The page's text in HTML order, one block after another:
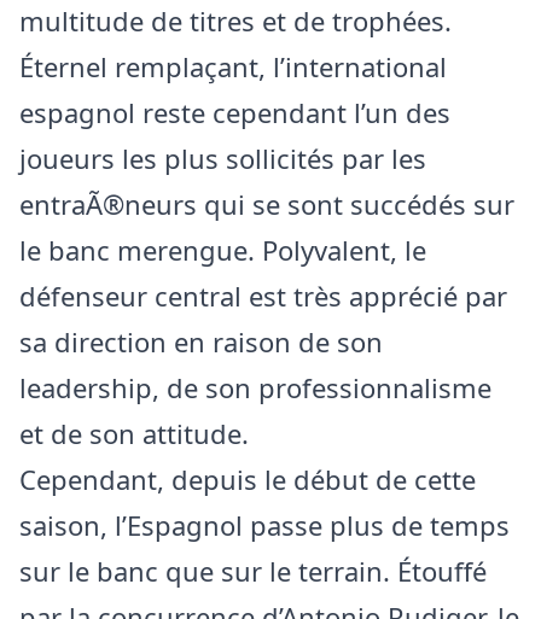
multitude de titres et de trophées.
Éternel remplaçant, l’international
espagnol reste cependant l’un des
joueurs les plus sollicités par les
entraÃ®neurs qui se sont succédés sur
le banc merengue. Polyvalent, le
défenseur central est très apprécié par
sa direction en raison de son
leadership, de son professionnalisme
et de son attitude.
Cependant, depuis le début de cette
saison, l’Espagnol passe plus de temps
sur le banc que sur le terrain. Étouffé